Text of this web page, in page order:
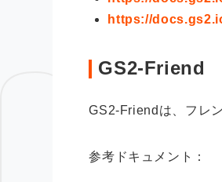
https://
GS2-Friend
GS2-Friendは、フレ
参考ドキュメント：